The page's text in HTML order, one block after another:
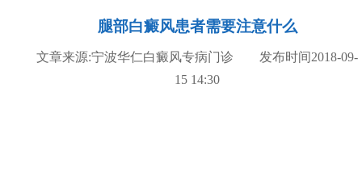
腿部白癜风患者需要注意什么
文章来源:宁波华仁白癜风专病门诊 发布时间2018-09-
15 14:30